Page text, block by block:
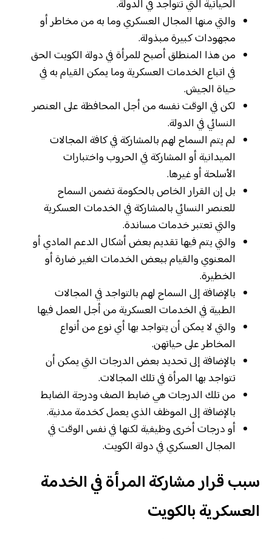
الحياتية التي تتواجد في الدولة.
والتي منها المجال العسكري وما به من مخاطر أو
مجهودات كبيرة مبذولة.
من هذا المنطلق أصبح للمرأة في دولة الكويت الحق
في اتباع الخدمات العسكرية وما يمكن القيام به في
حياة الجيش.
لكن في الوقت نفسه من أجل المحافظة على العنصر
النسائي في الدولة.
لم يتم السماح لهم بالمشاركة في كافة المجالات
الميدانية أو المشاركة في الحروب واختبارات
الأسلحة أو غيرها.
بل إن القرار الخاص بالحكومة تضمن السماح
للعنصر النسائي بالمشاركة في الخدمات العسكرية
والتي تعتبر خدمات مساندة.
والتي يتم فيها تقديم بعض أشكال الدعم المادي أو
المعنوي والقيام ببعض الخدمات الغير ضارة أو
الخطيرة.
بالإضافة إلى السماح لهم بالتواجد في المجالات
الطبية في الخدمات العسكرية من أجل العمل فيها
والتي لا يمكن أن يتواجد بها أي نوع من أنواع
المخاطر على حياتهن.
بالإضافة إلى تحديد بعض الدرجات التي يمكن أن
تتواجد بها المرأة في تلك المجالات.
من تلك الدرجات هي ضابط الصف ودرجة الضابط
بالإضافة إلى الموظف الذي يعمل كخدمة مدنية.
أو درجات أخرى وظيفية لكنها في نفس الوقت في
المجال العسكري في دولة الكويت.
سبب قرار مشاركة المرأة في الخدمة
العسكرية بالكويت